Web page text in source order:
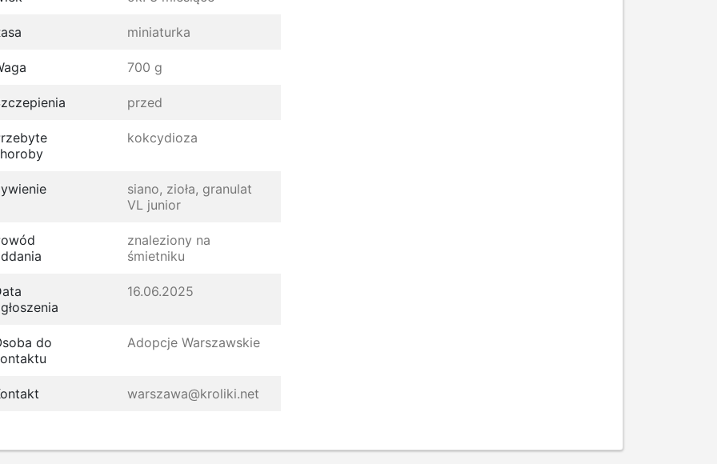
miniaturka
700 g
przed
kokcydioza
siano, zioła, granulat
VL junior
znaleziony na
śmietniku
16.06.2025
do
Adopcje Warszawskie
warszawa@kroliki.net